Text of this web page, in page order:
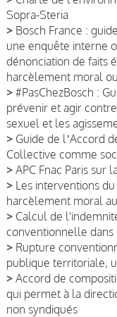
Sopra-Steria
> Bosch France :
une enquête interne
dénonciation de faits
harcèlement moral
> #PasChezBosch :
prévenir et agir
sexuel et les
> Guide de lʼAccord
Collective comme
> APC Fnac Paris sur
> Les interventions
harcèlement moral
> Calcul de
conventionnelle
> Rupture
publique territoriale,
> Accord de
qui permet à la
non syndiqués